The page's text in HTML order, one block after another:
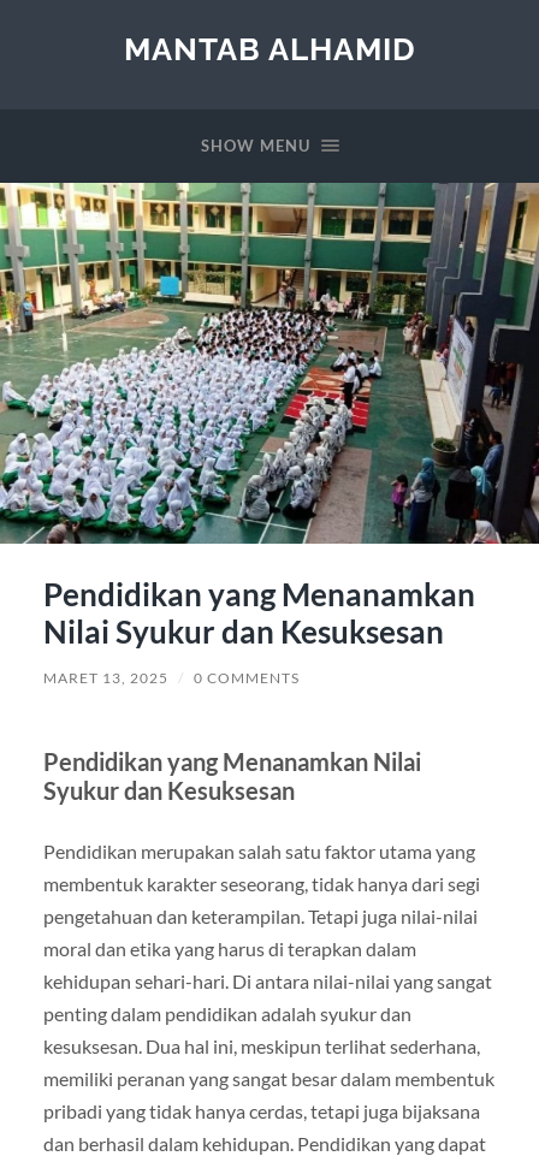
MANTAB ALHAMID
SHOW MENU
Pendidikan yang Menanamkan
Nilai Syukur dan Kesuksesan
MARET 13, 2025 / 0 COMMENTS
Pendidikan yang Menanamkan Nilai
Syukur dan Kesuksesan
Pendidikan merupakan salah satu faktor utama yang
membentuk karakter seseorang, tidak hanya dari segi
pengetahuan dan keterampilan. Tetapi juga nilai-nilai
moral dan etika yang harus di terapkan dalam
kehidupan sehari-hari. Di antara nilai-nilai yang sangat
penting dalam pendidikan adalah syukur dan
kesuksesan. Dua hal ini, meskipun terlihat sederhana,
memiliki peranan yang sangat besar dalam membentuk
pribadi yang tidak hanya cerdas, tetapi juga bijaksana
dan berhasil dalam kehidupan. Pendidikan yang dapat